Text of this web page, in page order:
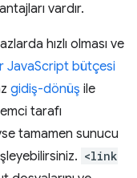
vardır.
hızlı olması ve
JavaScript bütçesi
gidiş-dönüş ile
tarafı
tamamen sunucu
<link